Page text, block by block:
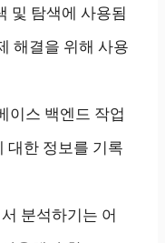
및 탐색에 사용됨
해결을 위해 사용
이스 백엔드 작업
대한 정보를 기록
분석하기는 어